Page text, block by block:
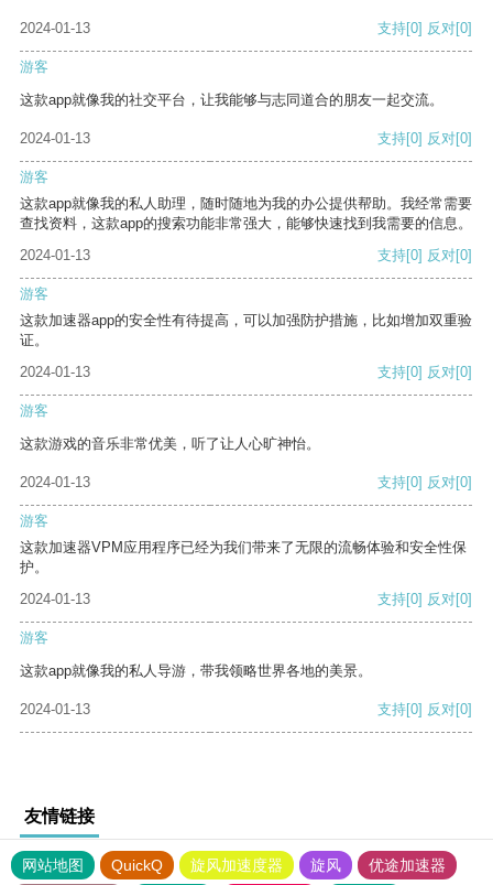
2024-01-13 支持[0] 反对[0]
游客
这款app就像我的社交平台，让我能够与志同道合的朋友一起交流。
2024-01-13 支持[0] 反对[0]
游客
这款app就像我的私人助理，随时随地为我的办公提供帮助。我经常需要
查找资料，这款app的搜索功能非常强大，能够快速找到我需要的信息。
2024-01-13
支持[0] 反对[0]
游客
这款加速器app的安全性有待提高，可以加强防护措施，比如增加双重验
证。
2024-01-13
支持[0] 反对[0]
游客
这款游戏的音乐非常优美，听了让人心旷神怡。
2024-01-13 支持[0] 反对[0]
游客
这款加速器VPM应用程序已经为我们带来了无限的流畅体验和安全性保
护。
2024-01-13
支持[0] 反对[0]
游客
这款app就像我的私人导游，带我领略世界各地的美景。
2024-01-13 支持[0] 反对[0]
友情链接
网站地图 QuickQ 旋风加速度器 旋风 优途加速器